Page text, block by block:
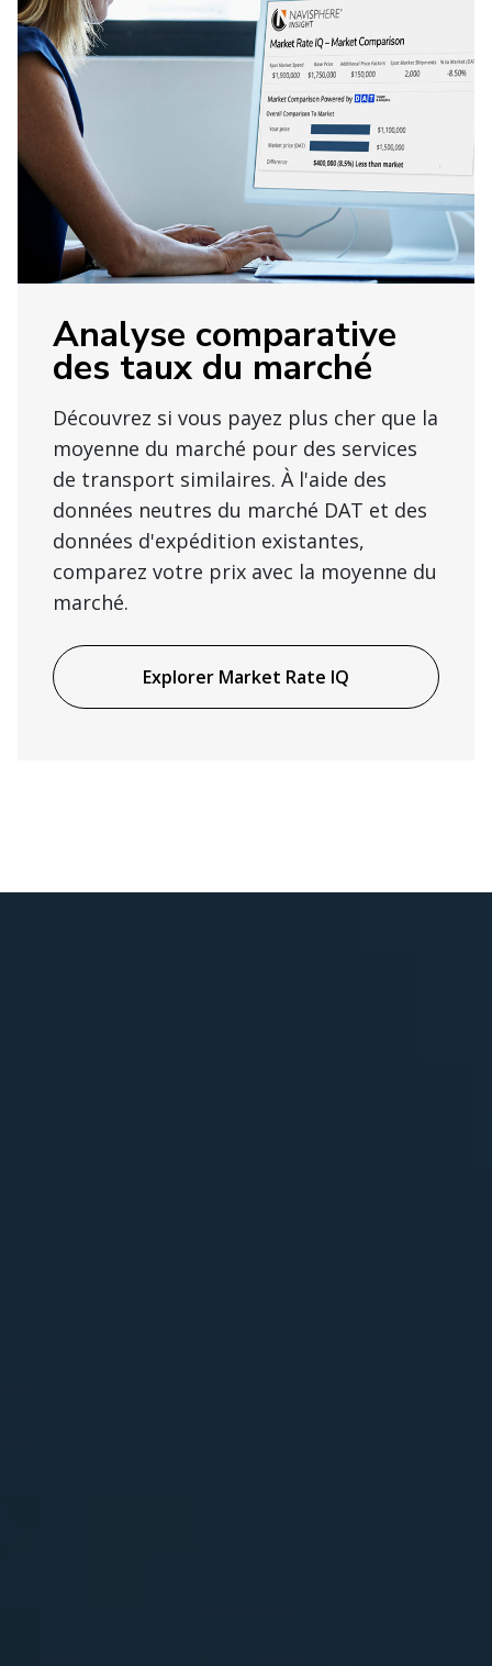
Analyse comparative
des taux du marché
Découvrez si vous payez plus cher que la
moyenne du marché pour des services
de transport similaires. À l'aide des
données neutres du marché DAT et des
données d'expédition existantes,
comparez votre prix avec la moyenne du
marché.
Explorer Market Rate IQ